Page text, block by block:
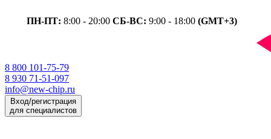
ПН-ПТ: 8:00 - 20:00 СБ-ВС: 9:00 - 18:00 (GMT+3)
8 800 101-75-79
8 930 71-51-097
info@new-chip.ru
Вход/регистрация
для специалистов